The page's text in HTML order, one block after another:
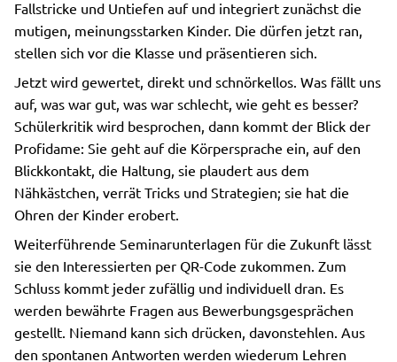
Fallstricke und Untiefen auf und integriert zunächst die
mutigen, meinungsstarken Kinder. Die dürfen jetzt ran,
stellen sich vor die Klasse und präsentieren sich.
Jetzt wird gewertet, direkt und schnörkellos. Was fällt uns
auf, was war gut, was war schlecht, wie geht es besser?
Schülerkritik wird besprochen, dann kommt der Blick der
Profidame: Sie geht auf die Körpersprache ein, auf den
Blickkontakt, die Haltung, sie plaudert aus dem
Nähkästchen, verrät Tricks und Strategien; sie hat die
Ohren der Kinder erobert.
Weiterführende Seminarunterlagen für die Zukunft lässt
sie den Interessierten per QR-Code zukommen. Zum
Schluss kommt jeder zufällig und individuell dran. Es
werden bewährte Fragen aus Bewerbungsgesprächen
gestellt. Niemand kann sich drücken, davonstehlen. Aus
den spontanen Antworten werden wiederum Lehren